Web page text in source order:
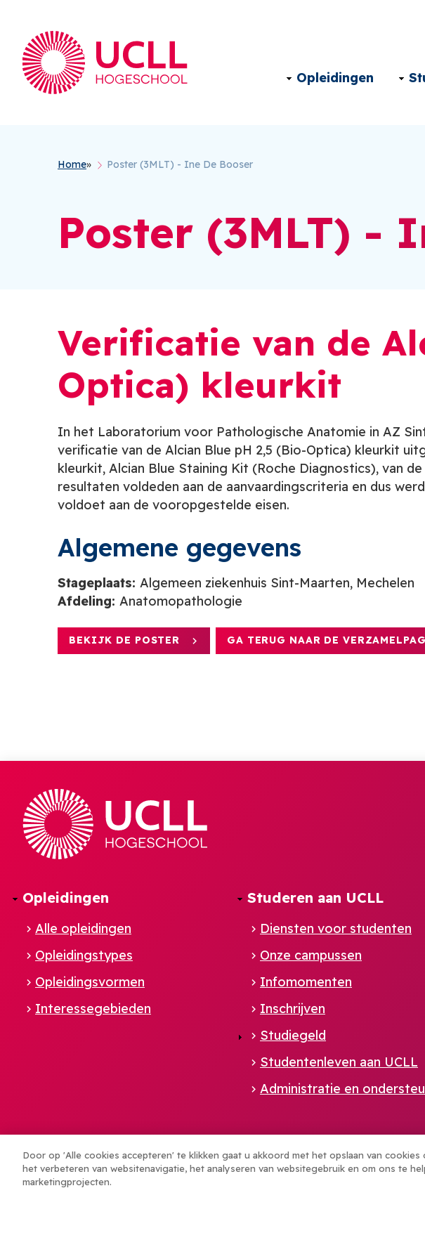
Main
Opleidingen
Kruimelpad
Home Poster (3MLT) - Ine De Booser
Poster (3MLT) -
Verificatie van de
Optica) kleurkit
In het Laboratorium voor Pathologische Anatomie in AZ
verificatie van de Alcian Blue pH 2,5 (Bio-Optica) kleurkit
kleurkit, Alcian Blue Staining Kit (Roche Diagnostics), van
resultaten voldeden aan de aanvaardingscriteria en dus
voldoet aan de vooropgestelde eisen.
Algemene gegevens
Stageplaats: Algemeen ziekenhuis Sint-Maarten, Mechelen
Afdeling: Anatomopathologie
BEKIJK DE POSTER GA TERUG NAAR DE
Footer
Opleidingen
Alle opleidingen
Opleidingstypes
Opleidingsvormen
Interessegebieden
Studeren aan UCLL
Diensten voor studenten
Onze campussen
Infomomenten
Inschrijven
Studiegeld
Studentenleven aan UCLL
Administratie en
Door op 'Alle cookies accepteren' te klikken gaat u akkoord met het opslaan van cookies
het verbeteren van websitenavigatie, het analyseren van websitegebruik en om ons te
marketingprojecten.